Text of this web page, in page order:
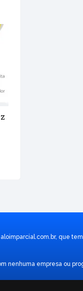
, que
nenhuma empresa ou